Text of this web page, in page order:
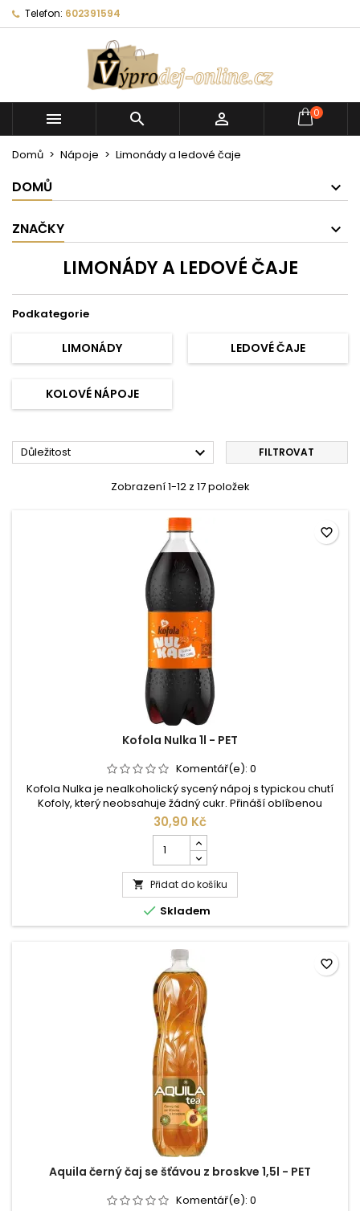
Telefon: 602391594
   0
Domů Nápoje Limonády a ledové čaje
DOMŮ
ZNAČKY
LIMONÁDY A LEDOVÉ ČAJE
Podkategorie
LIMONÁDY LEDOVÉ ČAJE
KOLOVÉ NÁPOJE
Důležitost  FILTROVAT
Zobrazení 1-12 z 17 položek
Kofola Nulka 1l - PET
Komentář(e): 0
Kofola Nulka je nealkoholický sycený nápoj s typickou chutí
Kofoly, který neobsahuje žádný cukr. Přináší oblíbenou
bylinkovou chuť v lehčí variantě, ideální pro každodenní
osvěžení bez kalorií navíc.
30,90 Kč
kusů
produktu
Kofola
Nulka
1l
-
 Přidat do košíku
 Skladem
favorite_border
Aquila černý čaj se šťávou z broskve 1,5l - PET
Komentář(e): 0
favorite_border